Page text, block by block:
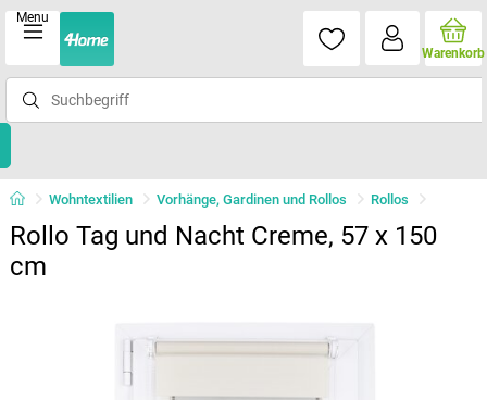
Menu
Warenkorb
Wohntextilien Vorhänge, Gardinen und Rollos Rollos
Rollo Tag und Nacht Creme, 57 x 150
cm